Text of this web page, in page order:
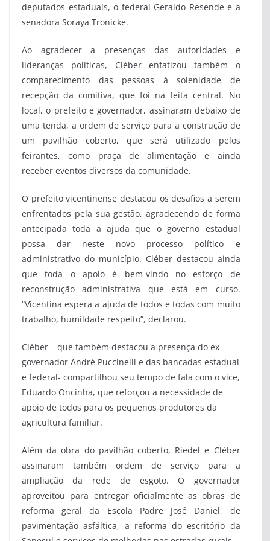
deputados estaduais, o federal Geraldo Resende e a
senadora Soraya Tronicke.
Ao agradecer a presenças das autoridades e
lideranças políticas, Cléber enfatizou também o
comparecimento das pessoas à solenidade de
recepção da comitiva, que foi na feita central. No
local, o prefeito e governador, assinaram debaixo de
uma tenda, a ordem de serviço para a construção de
um pavilhão coberto, que será utilizado pelos
feirantes, como praça de alimentação e ainda
receber eventos diversos da comunidade.
O prefeito vicentinense destacou os desafios a serem
enfrentados pela sua gestão, agradecendo de forma
antecipada toda a ajuda que o governo estadual
possa dar neste novo processo político e
administrativo do município. Cléber destacou ainda
que toda o apoio é bem-vindo no esforço de
reconstrução administrativa que está em curso.
“Vicentina espera a ajuda de todos e todas com muito
trabalho, humildade respeito”, declarou.
Cléber – que também destacou a presença do ex-
governador André Puccinelli e das bancadas estadual
e federal- compartilhou seu tempo de fala com o vice,
Eduardo Oncinha, que reforçou a necessidade de
apoio de todos para os pequenos produtores da
agricultura familiar.
Além da obra do pavilhão coberto, Riedel e Cléber
assinaram também ordem de serviço para a
ampliação da rede de esgoto. O governador
aproveitou para entregar oficialmente as obras de
reforma geral da Escola Padre José Daniel, de
pavimentação asfáltica, a reforma do escritório da